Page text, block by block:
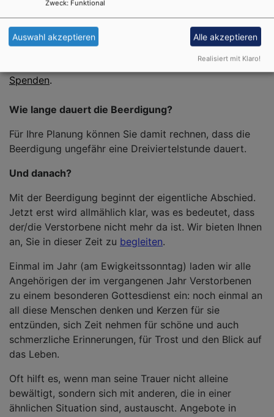
Welche Kosten kommen auf uns zu?
Spenden.
Wie lange dauert die Beerdigung?
Für Ihre Planung können Sie damit rechnen, dass die
Beerdigung ungefähr eine Dreiviertelstunde dauert.
Und danach?
Mit der Beerdigung beginnt der eigentliche Abschied.
Jetzt erst wird allmählich klar, was es bedeutet, dass
der/die Verstorbene nicht mehr da ist. Wir bieten Ihnen
an, Sie in dieser Zeit zu begleiten.
Einmal im Jahr (am Ewigkeitssonntag) laden wir alle
Angehörigen der im vergangenen Jahr Verstorbenen
zu einem besonderen Gottesdienst ein: noch einmal an
all diese Menschen denken und Kerzen für sie
entzünden, sich Zeit nehmen für schöne und auch
schmerzliche Erinnerungen, für Trost und den Blick auf
das Leben.
Oft hilft es, wenn man seine Trauer nicht alleine
bewältigt, sondern sich mit anderen, die in einer
ähnlichen Situation sind, austauscht. Angebote in
Zweck: Funktional
Auswahl akzeptieren Alle akzeptieren
Realisiert mit Klaro!